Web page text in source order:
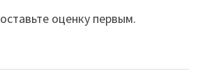
оценку первым.